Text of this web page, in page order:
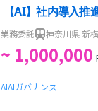
【AI】社内導入推
業務委託 神奈川県 新
~ 1,000,000
AIAIガバナンス